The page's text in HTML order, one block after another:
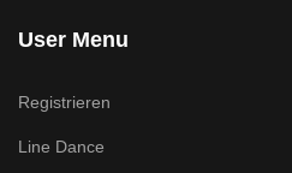
User Menu
Registrieren
Line Dance